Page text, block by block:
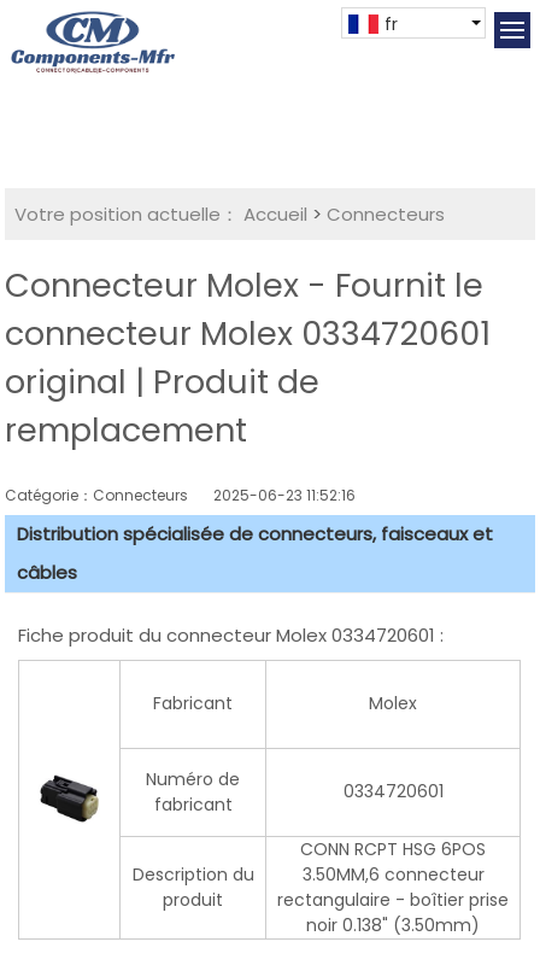
fr
Votre position actuelle： Accueil >Connecteurs
Connecteur Molex - Fournit le
connecteur Molex 0334720601
original | Produit de
remplacement
Catégorie：Connecteurs 2025-06-23 11:52:16
Distribution spécialisée de connecteurs, faisceaux et
câbles
Fiche produit du connecteur Molex 0334720601 :
Fabricant Molex
Numéro de
fabricant
0334720601
Description du
produit
CONN RCPT HSG 6POS
3.50MM,6 connecteur
rectangulaire - boîtier prise
noir 0.138" (3.50mm)